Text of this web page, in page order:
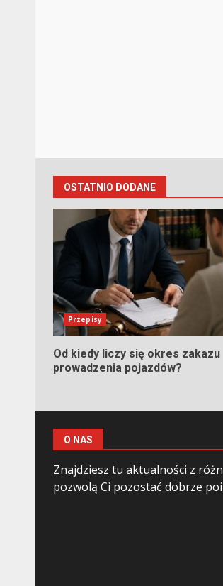
OSTATNIO DODANE
Przepisy
Od kiedy liczy się okres zakazu
prowadzenia pojazdów?
O NAS
Znajdziesz tu aktualności z
pozwolą Ci pozostać dobrze